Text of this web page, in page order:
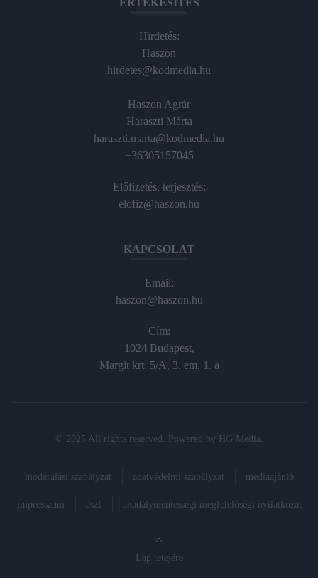
Hirdetés:
Haszon
hirdetes@kodmedia.hu
Haszon Agrár
Haraszti Márta
haraszti.marta@kodmedia.hu
+36305157045
Előfizetés, terjesztés:
elofiz@haszon.hu
KAPCSOLAT
Email:
haszon@haszon.hu
Cím:
1024 Budapest,
Margit krt. 5/A, 3. em. 1. a
© 2025 All rights reserved. Powered by HG Media
moderálási szabályzat adatvédelmi szabályzat médiaajánló
impresszum ászf akadálymentességi megfelelőségi nyilatkozat
Lap tetejére